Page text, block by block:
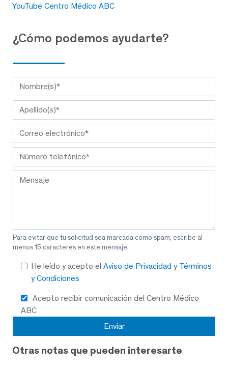
YouTube Centro Médico ABC
¿Cómo podemos ayudarte?
Para evitar que tu solicitud sea marcada como spam, escribe al
menos 15 caracteres en este mensaje.
He leído y acepto el Aviso de Privacidad y Términos
y Condiciones
Acepto recibir comunicación del Centro Médico
ABC
Otras notas que pueden interesarte